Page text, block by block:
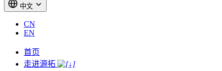
中文
CN
EN
首页
走进源拓